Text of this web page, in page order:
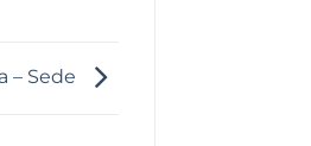
– Sede